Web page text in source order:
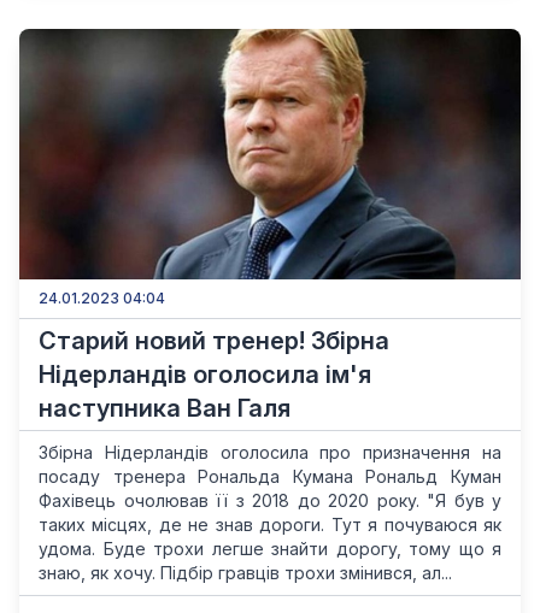
24.01.2023 04:04
Старий новий тренер! Збірна
Нідерландів оголосила ім'я
наступника Ван Галя
Збірна Нідерландів оголосила про призначення на
посаду тренера Рональда Кумана Рональд Куман
Фахівець очолював її з 2018 до 2020 року. "Я був у
таких місцях, де не знав дороги. Тут я почуваюся як
удома. Буде трохи легше знайти дорогу, тому що я
знаю, як хочу. Підбір гравців трохи змінився, ал...